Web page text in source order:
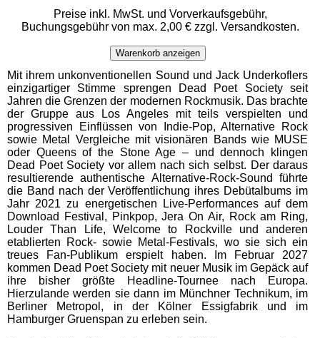
Preise inkl. MwSt. und Vorverkaufsgebühr,
Buchungsgebühr von max. 2,00 € zzgl. Versandkosten.
Warenkorb anzeigen
Mit ihrem unkonventionellen Sound und Jack Underkoflers
einzigartiger Stimme sprengen Dead Poet Society seit
Jahren die Grenzen der modernen Rockmusik. Das brachte
der Gruppe aus Los Angeles mit teils verspielten und
progressiven Einflüssen von Indie-Pop, Alternative Rock
sowie Metal Vergleiche mit visionären Bands wie MUSE
oder Queens of the Stone Age – und dennoch klingen
Dead Poet Society vor allem nach sich selbst. Der daraus
resultierende authentische Alternative-Rock-Sound führte
die Band nach der Veröffentlichung ihres Debütalbums im
Jahr 2021 zu energetischen Live-Performances auf dem
Download Festival, Pinkpop, Jera On Air, Rock am Ring,
Louder Than Life, Welcome to Rockville und anderen
etablierten Rock- sowie Metal-Festivals, wo sie sich ein
treues Fan-Publikum erspielt haben. Im Februar 2027
kommen Dead Poet Society mit neuer Musik im Gepäck auf
ihre bisher größte Headline-Tournee nach Europa.
Hierzulande werden sie dann im Münchner Technikum, im
Berliner Metropol, in der Kölner Essigfabrik und im
Hamburger Gruenspan zu erleben sein.